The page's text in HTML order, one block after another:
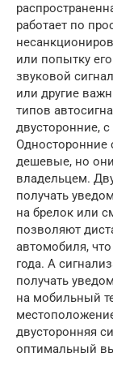
работает по
или попытку
звуковой
или другие
типов
двусторонние,
Односторонние
дешевые, но
владельцем.
получать
на брелок или
позволяют
автомобиля,
года. А
получать
на мобильный
двусторонняя
оптимальный